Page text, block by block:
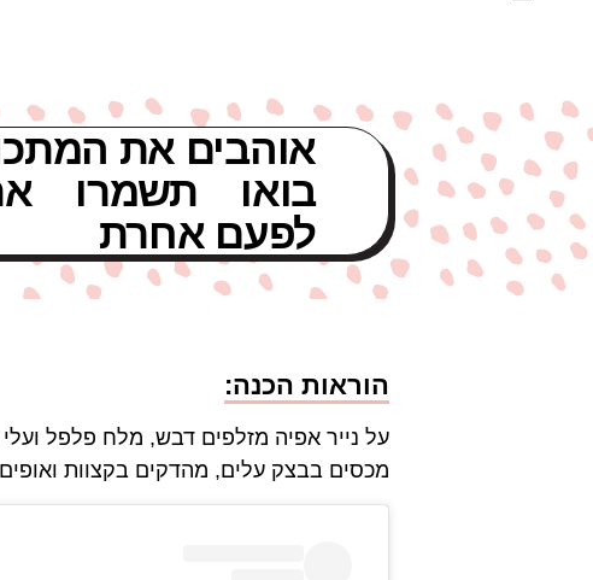
אוהבים את
בואו תשמרו
לפעם אחרת
הוראות הכנה:
על נייר אפיה מזלפים דבש, מלח פלפל
מכסים בבצק עלים, מהדקים בקצוות ואופים על 190 מעלות עד שהמאפה מזהיב. הופכים ומגישים עם סלט